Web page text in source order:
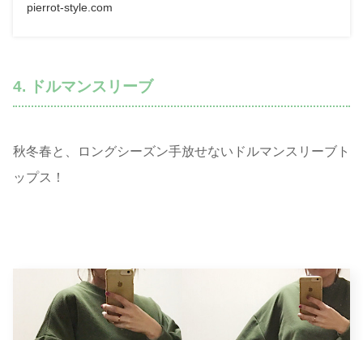
pierrot-style.com
4. ドルマンスリーブ
秋冬春と、ロングシーズン手放せないドルマンスリーブト
ップス！